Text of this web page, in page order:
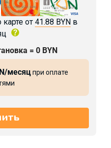
карте от 41.88 BYN в
= 0 BYN
месяцпри оплате